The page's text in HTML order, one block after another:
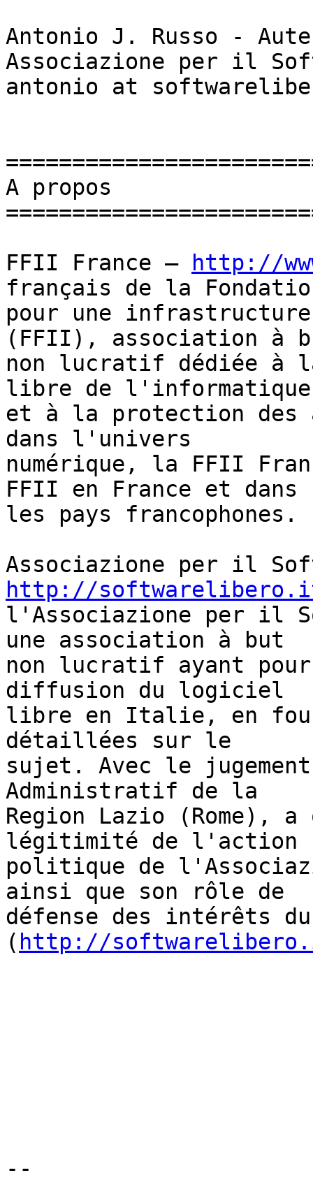
Antonio J. Russo -
Associazione per il
antonio at
A propos
FFII France —
http://
français de la
pour une
(FFII), association à
non lucratif dédiée à
libre de l'informatique
et à la protection des
dans l'univers
numérique, la FFII
FFII en France et dans
les pays francophones.
http://
l'Associazione per il
une association à but
non lucratif ayant
diffusion du logiciel
libre en Italie, en
détaillées sur le
sujet. Avec le
Administratif de la
Region Lazio (Rome),
légitimité de l'action
politique de
ainsi que son rôle de
défense des intérêts
( http://
--